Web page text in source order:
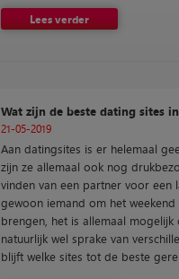
Lees verder
Wat zijn de beste dating sites
21-05-2019
Aan datingsites is er helemaal
zijn ze allemaal ook nog
vinden van een partner voor een
gewoon iemand om het
brengen, het is allemaal mogelijk
natuurlijk wel sprake van
blijft welke sites tot de beste